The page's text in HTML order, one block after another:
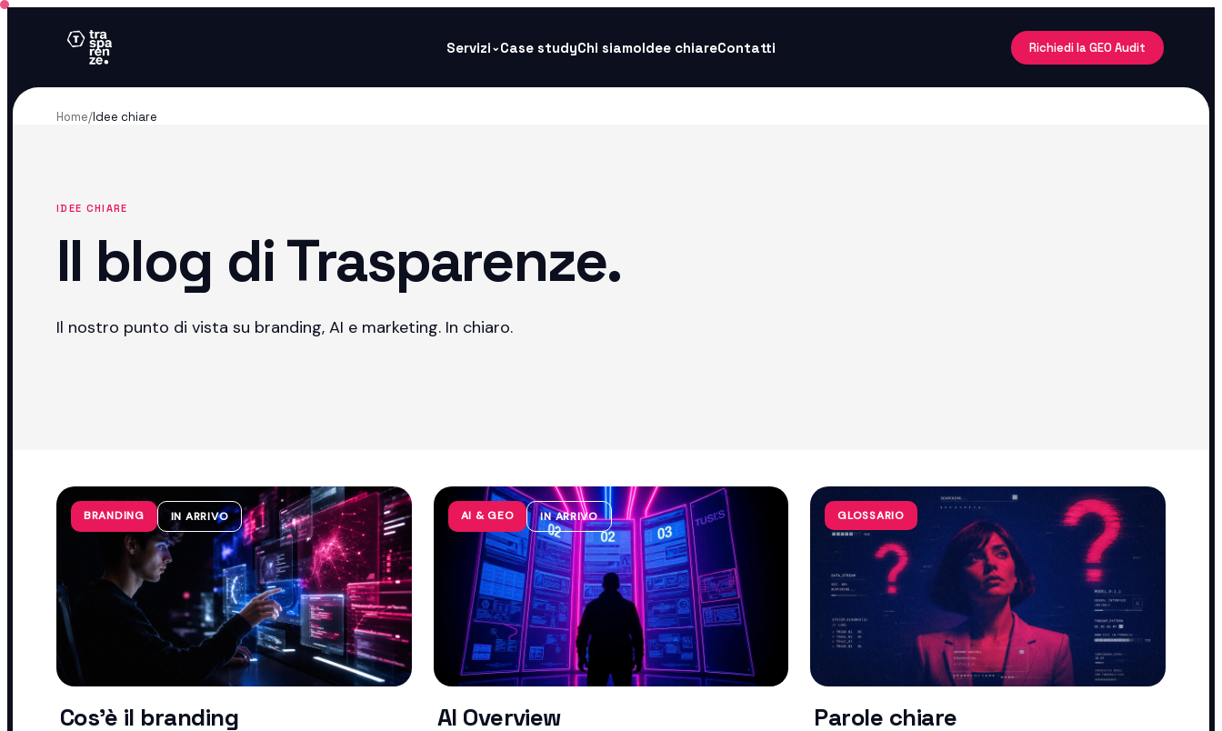
Servizi⌄Case studyChi siamoIdee chiareContatti Richiedi la GEO Audit
Home/Idee chiare
IDEE CHIARE
Il blog di Trasparenze.
Il nostro punto di vista su branding, AI e marketing. In chiaro.
BRANDING IN ARRIVO
Cos'è il branding
AI & GEO IN ARRIVO
AI Overview
GLOSSARIO
Parole chiare